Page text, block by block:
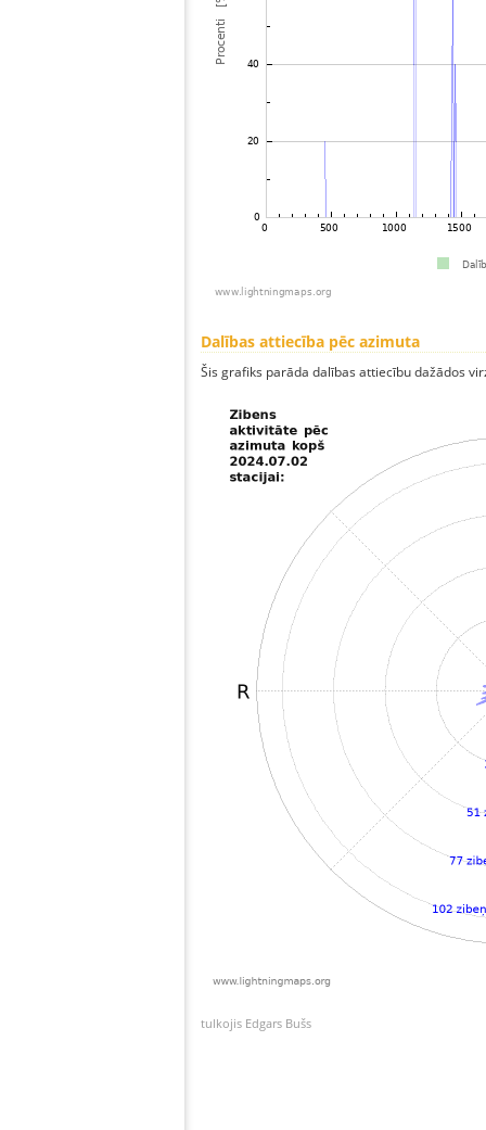
Dalības attiecība pēc azimuta
Šis grafiks parāda dalības attiecību dažādos
tulkojis Edgars Bušs